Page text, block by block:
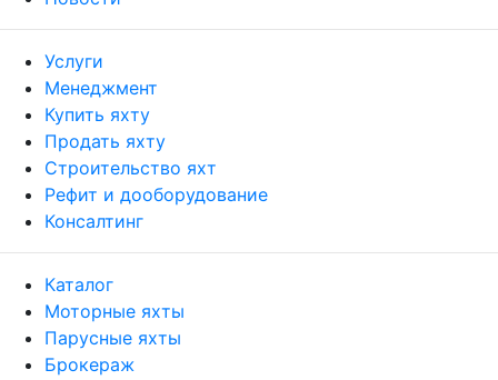
Услуги
Менеджмент
Купить яхту
Продать яхту
Строительство яхт
Рефит и дооборудование
Консалтинг
Каталог
Моторные яхты
Парусные яхты
Брокераж